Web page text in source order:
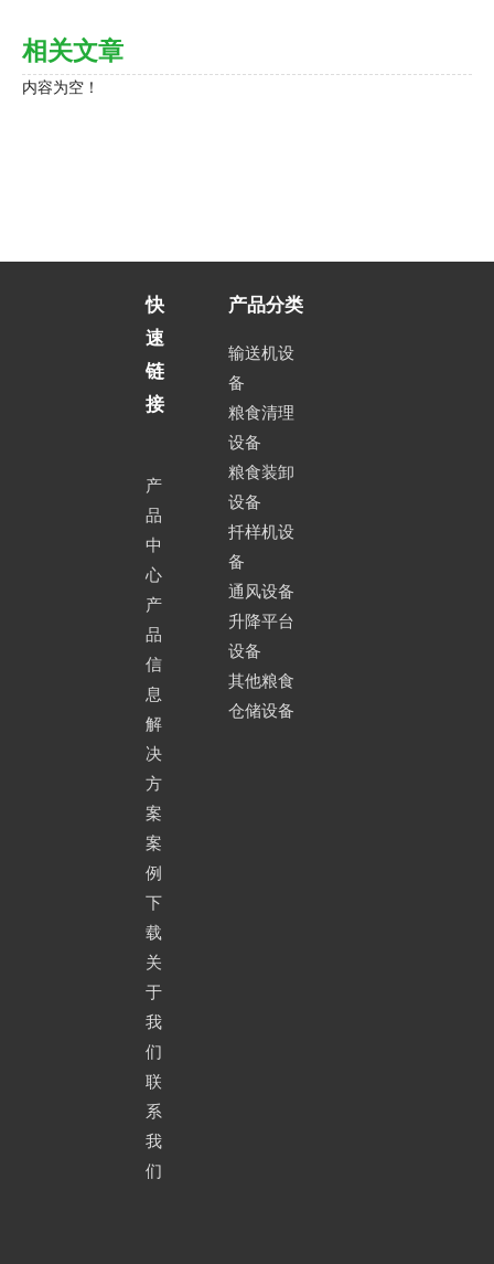
相关文章
内容为空！
快
速
链
接
产
品
中
心
产
品
信
息
解
决
方
案
案
例
下
载
关
于
我
们
联
系
我
们
产品分类
输送机设
备
粮食清理
设备
粮食装卸
设备
扦样机设
备
通风设备
升降平台
设备
其他粮食
仓储设备